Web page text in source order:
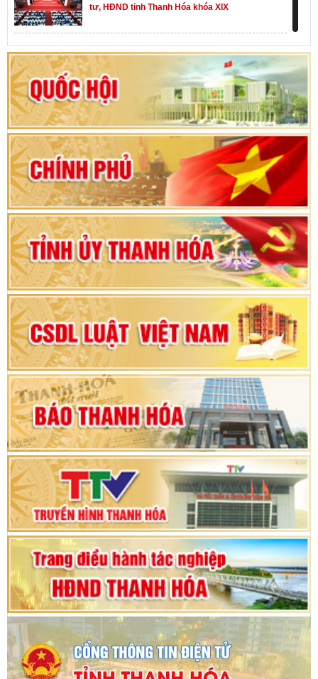
tư, HĐND tỉnh Thanh Hóa khóa XIX
Khai mạc kỳ họp thứ Nhất, Quốc hội khóa XVI
Hướng dẫn quy trình bỏ phiếu bầu cử ĐBQH
khoá XVI và đại biểu HĐND các cấp nhiệm kỳ
2026-2031
80 năm Quốc hội Việt Nam: vì lợi ích Nhân dân,
vì sự phát triển của đất nước
Bộ Chính trị duyệt nội dung Đại hội đại biểu
Đảng bộ tỉnh Thanh Hóa lần thứ XX, nhiệm kỳ
2025 - 2030
Đại hội đại biểu Đảng bộ xã Yên Thọ lần thứ I,
nhiệm kỳ 2025 – 2030
Đại hội Đảng bộ xã Yên Ninh lần thứ nhất,
nhiệm kỳ 2025 - 2030
Khai mạc Kỳ họp bất thường lần thứ 9, Quốc
hội khóa XV
Phiên thảo luận Kỳ họp thứ 24, HĐND tỉnh
Thanh Hóa khóa XVIII, nhiệm kỳ 2021 - 2026
Bế mạc Kỳ họp thứ hai bốn, Hội đồng nhân dân
tỉnh khoá XVIII